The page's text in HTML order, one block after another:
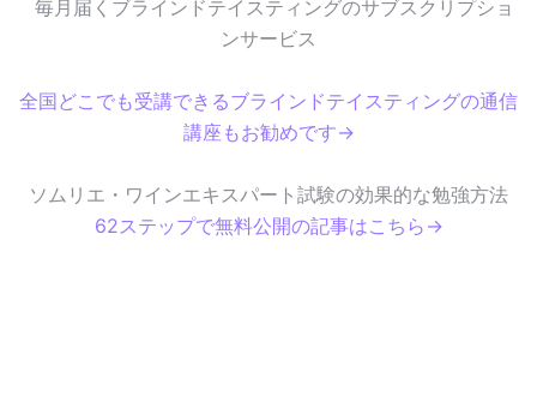
毎月届くブラインドテイスティングのサブスクリプショ
ンサービス
全国どこでも受講できるブラインドテイスティングの通信
講座もお勧めです→
ソムリエ・ワインエキスパート試験の効果的な勉強方法
62ステップで無料公開の記事はこちら→